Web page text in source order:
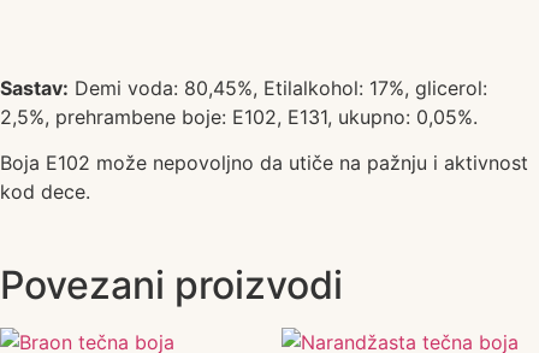
Sastav: Demi voda: 80,45%, Etilalkohol: 17%, glicerol:
2,5%, prehrambene boje: E102, E131, ukupno: 0,05%.
Boja E102 može nepovoljno da utiče na pažnju i aktivnost
kod dece.
Povezani proizvodi